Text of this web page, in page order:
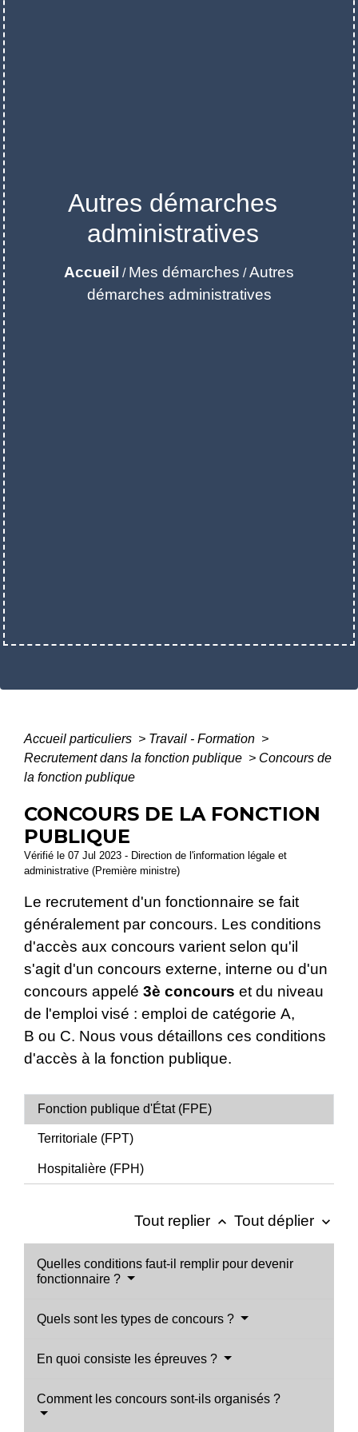
Autres démarches
administratives
Accueil / Mes démarches /Autres
démarches administratives
Accueil particuliers > Travail - Formation >
Recrutement dans la fonction publique > Concours de
la fonction publique
CONCOURS DE LA FONCTION
PUBLIQUE
Vérifié le 07 Jul 2023 - Direction de l'information légale et
administrative (Première ministre)
Le recrutement d'un fonctionnaire se fait
généralement par concours. Les conditions
d'accès aux concours varient selon qu'il
s'agit d'un concours externe, interne ou d'un
concours appelé 3è concours et du niveau
de l'emploi visé : emploi de catégorie A,
B ou C. Nous vous détaillons ces conditions
d'accès à la fonction publique.
Fonction publique d'État (FPE)
Territoriale (FPT)
Hospitalière (FPH)
Tout replier keyboard_arrow_up Tout déplier keyboard_arrow_down
Quelles conditions faut-il remplir pour devenir
fonctionnaire ?
Quels sont les types de concours ?
En quoi consiste les épreuves ?
Comment les concours sont-ils organisés ?